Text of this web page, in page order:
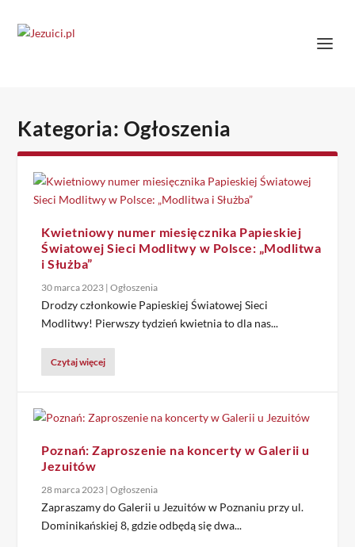
Kategoria: Ogłoszenia
Kwietniowy numer miesięcznika Papieskiej
Światowej Sieci Modlitwy w Polsce: „Modlitwa
i Służba”
30 marca 2023 |Ogłoszenia
Drodzy członkowie Papieskiej Światowej Sieci
Modlitwy! Pierwszy tydzień kwietnia to dla nas...
Czytaj więcej
Poznań: Zaproszenie na koncerty w Galerii u
Jezuitów
28 marca 2023 |Ogłoszenia
Zapraszamy do Galerii u Jezuitów w Poznaniu przy ul.
Dominikańskiej 8, gdzie odbędą się dwa...